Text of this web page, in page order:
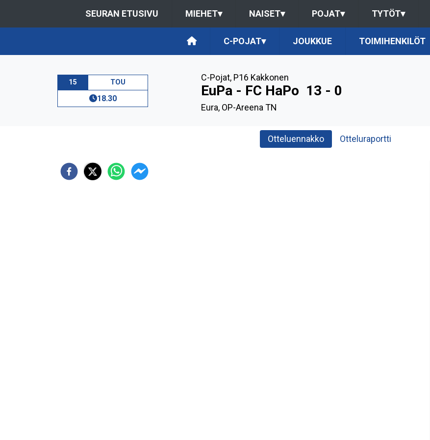
SEURAN ETUSIVU MIEHET▾ NAISET▾ POJAT▾ TYTÖT▾
C-POJAT▾ JOUKKUE TOIMIHENKILÖT
15 TOU
18.30
C-Pojat, P16 Kakkonen
EuPa - FC HaPo 13 - 0
Eura, OP-Areena TN
Otteluennakko Otteluraportti